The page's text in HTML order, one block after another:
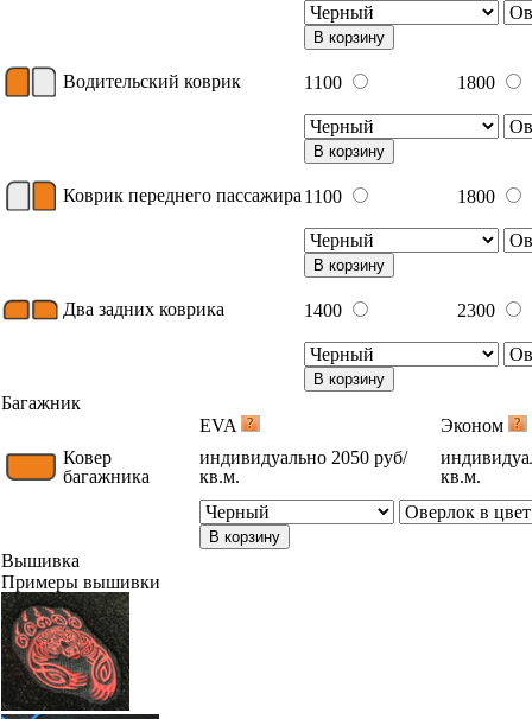
В корзину
Водительский коврик 1100 1800
В корзину
Коврик переднего пассажира 1100 1800
В корзину
Два задних коврика 1400 2300
В корзину
Багажник
EVA
Эконом
Ковер
багажника
индивидуально 2050 руб/
кв.м.
кв.м.
В корзину
Вышивка
Примеры вышивки